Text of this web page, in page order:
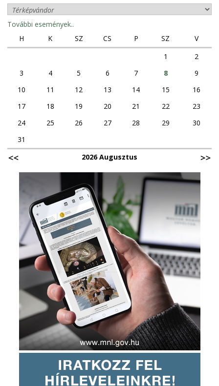
További események..
H
K SZ CS P SZ
V
1
2
3
4 5 6 7 8
9
10
11 12 13 14 15
16
17
18 19 20 21 22
23
24
25 26 27 28 29
30
31
2026 Augusztus